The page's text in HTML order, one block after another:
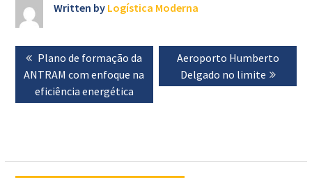
Written by Logística Moderna
Navegação
de
artigos
Previous
post:
Plano de formação da
ANTRAM com enfoque na
eficiência energética
Next
post:
Aeroporto Humberto
Delgado no limite